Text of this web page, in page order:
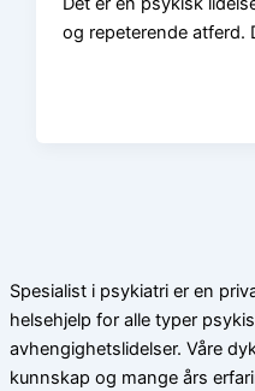
og repeterende atferd.
Spesialist i psykiatri er en
helsehjelp for alle typer
avhengighetslidelser. Våre
kunnskap og mange års